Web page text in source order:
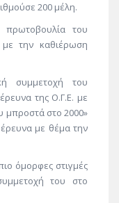
200 μέλη.
του
με την καθιέρωση
συμμετοχή του
της Ο.Γ.Ε. με
μπροστά στο 2000»
με θέμα την
όμορφες στιγμές
του στο